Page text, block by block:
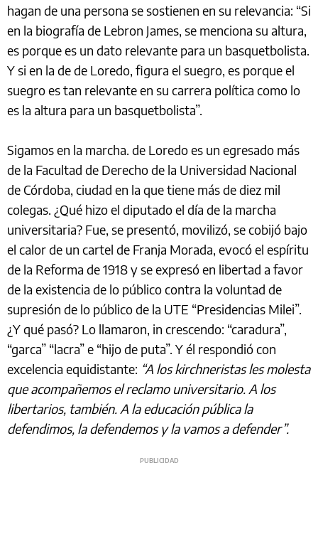
hagan de una persona se sostienen en su relevancia: “Si
en la biografía de Lebron James, se menciona su altura,
es porque es un dato relevante para un basquetbolista.
Y si en la de de Loredo, figura el suegro, es porque el
suegro es tan relevante en su carrera política como lo
es la altura para un basquetbolista”.
Sigamos en la marcha. de Loredo es un egresado más
de la Facultad de Derecho de la Universidad Nacional
de Córdoba, ciudad en la que tiene más de diez mil
colegas. ¿Qué hizo el diputado el día de la marcha
universitaria? Fue, se presentó, movilizó, se cobijó bajo
el calor de un cartel de Franja Morada, evocó el espíritu
de la Reforma de 1918 y se expresó en libertad a favor
de la existencia de lo público contra la voluntad de
supresión de lo público de la UTE “Presidencias Milei”.
¿Y qué pasó? Lo llamaron, in crescendo: “caradura”,
“garca” “lacra” e “hijo de puta”. Y él respondió con
excelencia equidistante: “A los kirchneristas les molesta
que acompañemos el reclamo universitario. A los
libertarios, también. A la educación pública la
defendimos, la defendemos y la vamos a defender”.